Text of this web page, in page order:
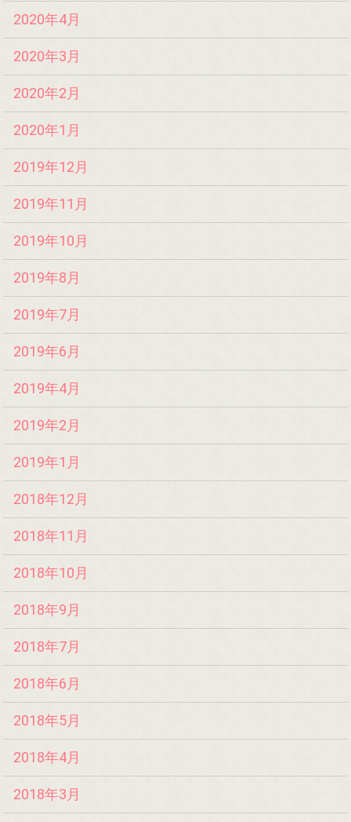
2020年4月
2020年3月
2020年2月
2020年1月
2019年12月
2019年11月
2019年10月
2019年8月
2019年7月
2019年6月
2019年4月
2019年2月
2019年1月
2018年12月
2018年11月
2018年10月
2018年9月
2018年7月
2018年6月
2018年5月
2018年4月
2018年3月